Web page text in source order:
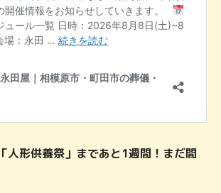
人形供養祭」まであと1週間！まだ間